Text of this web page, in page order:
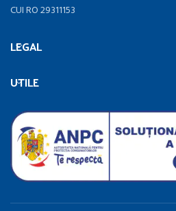
CUI RO 29311153
LEGAL
UTILE